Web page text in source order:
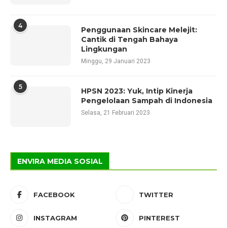
4
Penggunaan Skincare Melejit:
Cantik di Tengah Bahaya
Lingkungan
Minggu, 29 Januari 2023
5
HPSN 2023: Yuk, Intip Kinerja
Pengelolaan Sampah di Indonesia
Selasa, 21 Februari 2023
ENVIRA MEDIA SOSIAL
FACEBOOK TWITTER
INSTAGRAM PINTEREST